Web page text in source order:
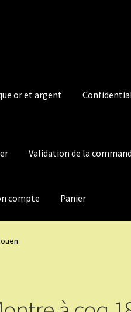
or et argent
Validation de la
compte Panier